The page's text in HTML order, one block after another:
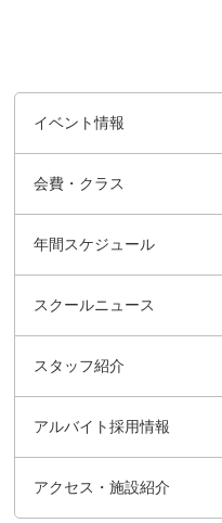
イベント情報
会費・クラス
年間スケジュール
スクールニュース
スタッフ紹介
アルバイト採用情報
アクセス・施設紹介